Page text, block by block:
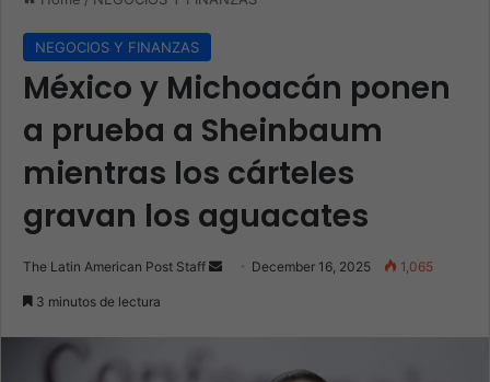
NEGOCIOS Y FINANZAS
México y Michoacán ponen
a prueba a Sheinbaum
mientras los cárteles
gravan los aguacates
The Latin American Post Staff
Send December 16, 2025 1,065
3 minutos de lectura